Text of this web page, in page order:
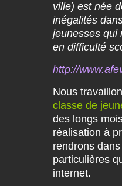
ville) est née
inégalités
jeunesses qui
en difficulté
http://
Nous
classe de
des longs
réalisation à
rendrons
particulières
internet.